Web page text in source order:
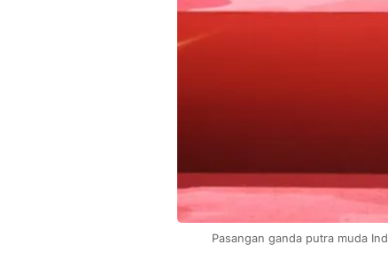
Pasangan ganda putra muda